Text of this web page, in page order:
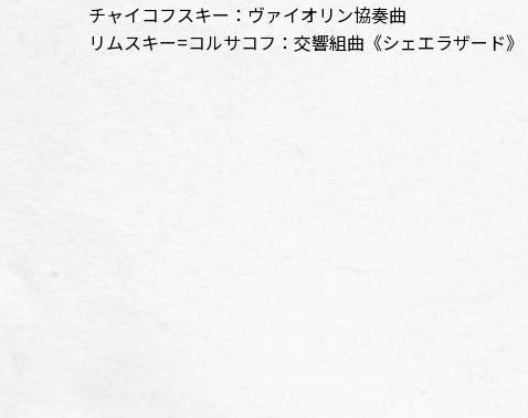
チャイコフスキー：ヴァイオリン協奏曲
リムスキー=コルサコフ：交響組曲《シェエラザード》